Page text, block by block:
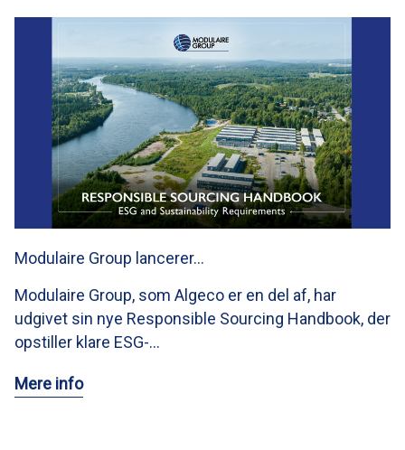
Modulaire Group lancerer…
Modulaire Group, som Algeco er en del af, har
udgivet sin nye Responsible Sourcing Handbook, der
opstiller klare ESG-…
Mere info